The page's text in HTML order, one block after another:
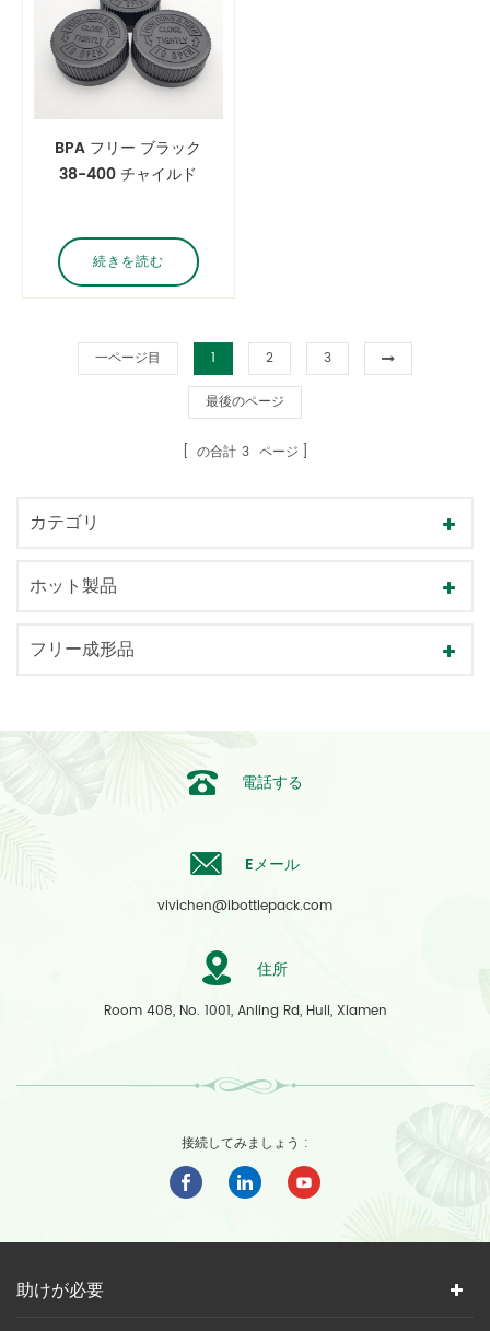
BPA フリー ブラック
38-400 チャイルド
ャイルド プルーフ キ
ャップ プッシュ ダウ
ン アンド ターン クロ
続きを読む
一ページ目 1 2 3
最後のページ
の合計 3 ページ
カテゴリ
ホット製品
フリー成形品
電話する
Eメール
vivichen@ibottlepack.com
住所
Room 408, No. 1001, Anling Rd, Huli, Xiamen
接続してみましょう :
助けが必要